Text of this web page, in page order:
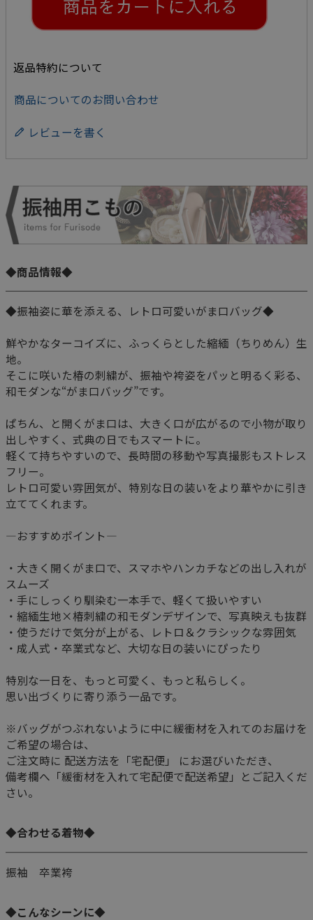
返品特約について
商品についてのお問い合わせ
レビューを書く
◆商品情報◆
◆振袖姿に華を添える、レトロ可愛いがま口バッグ◆
鮮やかなターコイズに、ふっくらとした縮緬（ちりめん）生
地。
そこに咲いた椿の刺繍が、振袖や袴姿をパッと明るく彩る、
和モダンな“がま口バッグ”です。
ぱちん、と開くがま口は、大きく口が広がるので小物が取り
出しやすく、式典の日でもスマートに。
軽くて持ちやすいので、長時間の移動や写真撮影もストレス
フリー。
レトロ可愛い雰囲気が、特別な日の装いをより華やかに引き
立ててくれます。
―おすすめポイント―
・大きく開くがま口で、スマホやハンカチなどの出し入れが
スムーズ
・手にしっくり馴染む一本手で、軽くて扱いやすい
・縮緬生地×椿刺繍の和モダンデザインで、写真映えも抜群
・使うだけで気分が上がる、レトロ＆クラシックな雰囲気
・成人式・卒業式など、大切な日の装いにぴったり
特別な一日を、もっと可愛く、もっと私らしく。
思い出づくりに寄り添う一品です。
※バッグがつぶれないように中に緩衝材を入れてのお届けを
ご希望の場合は、
ご注文時に 配送方法を「宅配便」 にお選びいただき、
備考欄へ「緩衝材を入れて宅配便で配送希望」とご記入くだ
さい。
◆合わせる着物◆
振袖 卒業袴
◆こんなシーンに◆